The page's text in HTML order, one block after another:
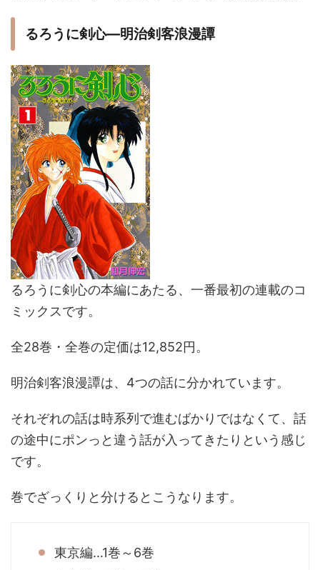
るろうに剣心―明治剣客浪漫譚
るろうに剣心の本編にあたる、一番最初の連載のコ
ミックスです。
全28巻・全巻の定価は12,852円。
明治剣客浪漫譚は、4つの話に分かれています。
それぞれの話は時系列で進むばかりではなくて、話
の途中にポンっと違う話が入ってきたりという感じ
です。
巻でざっくりと分けるとこうなります。
東京編…1巻～6巻